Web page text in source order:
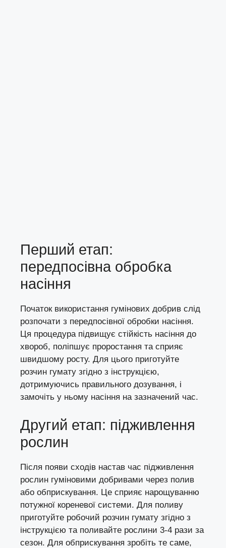
Перший етап:
передпосівна обробка
насіння
Початок використання гумінових добрив слід
розпочати з передпосівної обробки насіння.
Ця процедура підвищує стійкість насіння до
хвороб, поліпшує проростання та сприяє
швидшому росту. Для цього приготуйте
розчин гумату згідно з інструкцією,
дотримуючись правильного дозування, і
замочіть у ньому насіння на зазначений час.
Другий етап: підживлення
рослин
Після появи сходів настав час підживлення
рослин гуміновими добривами через полив
або обприскування. Це сприяє нарощуванню
потужної кореневої системи. Для поливу
приготуйте робочий розчин гумату згідно з
інструкцією та поливайте рослини 3-4 рази за
сезон. Для обприскування зробіть те саме,